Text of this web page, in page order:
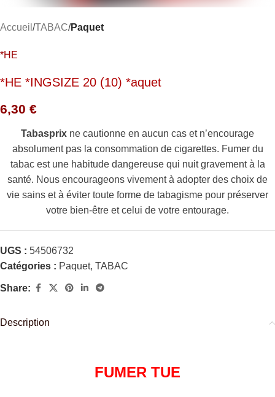
Accueil TABAC Paquet
*HE
*HE *INGSIZE 20 (10) *aquet
6,30 €
Tabasprix ne cautionne en aucun cas et n’encourage
absolument pas la consommation de cigarettes. Fumer du
tabac est une habitude dangereuse qui nuit gravement à la
santé. Nous encourageons vivement à adopter des choix de
vie sains et à éviter toute forme de tabagisme pour préserver
votre bien-être et celui de votre entourage.
UGS : 54506732
Catégories : Paquet, TABAC
Share:
Description
FUMER TUE